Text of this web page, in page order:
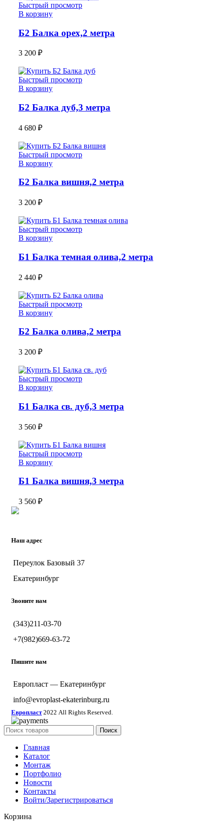
Быстрый просмотр
В корзину
Б2 Балка орех,2 метра
3 200 ₽
Быстрый просмотр
В корзину
Б2 Балка дуб,3 метра
4 680 ₽
Быстрый просмотр
В корзину
Б2 Балка вишня,2 метра
3 200 ₽
Быстрый просмотр
В корзину
Б1 Балка темная олива,2 метра
2 440 ₽
Быстрый просмотр
В корзину
Б2 Балка олива,2 метра
3 200 ₽
Быстрый просмотр
В корзину
Б1 Балка св. дуб,3 метра
3 560 ₽
Быстрый просмотр
В корзину
Б1 Балка вишня,3 метра
3 560 ₽
Наш адрес
Переулок Базовый 37
Екатеринбург
Звоните нам
(343)211-03-70
+7(982)669-63-72
Пишите нам
Европласт — Екатеринбург
info@evroplast-ekaterinburg.ru
Европласт 2022 All Rights Reserved.
Поиск
Главная
Каталог
Монтаж
Портфолио
Новости
Контакты
Войти/Зарегистрироваться
Корзина